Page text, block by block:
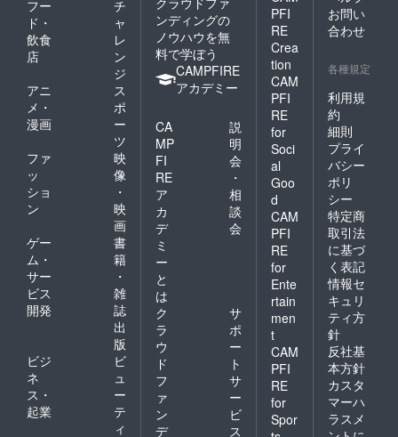
フー
ド・
飲食
店
チ
ャ
レ
ン
ジ
アニ
メ・
漫画
ス
ポ
ー
ツ
ファ
ッ
ショ
ン
映
像
・
映
画
ゲー
ム・
サー
ビス
開発
書
籍
・
雑
誌
出
版
ビジ
ネ
ス・
起業
ビ
ュ
ー
テ
ィ
ンディングの
ノウハウを無
料で学ぼう
CAMPFIRE
アカデミー
CA
MP
FI
RE
ア
カ
デ
ミ
ー
と
は
説
明
会
・
相
談
会
ク
ラ
ウ
ド
フ
ァ
ン
デ
サ
ポ
ー
ト
サ
ー
ビ
ス
PFI
RE
Crea
tion
CAM
PFI
RE
for
Soci
al
Goo
d
CAM
PFI
RE
for
Ente
rtain
men
t
CAM
PFI
RE
for
Spor
お問い
合わせ
各種規定
利用規
約
細則
プライ
バシー
ポリ
シー
特定商
取引法
に基づ
く表記
情報セ
キュリ
ティ方
針
反社基
本方針
カスタ
マーハ
ラスメ